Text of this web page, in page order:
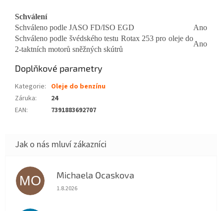
Schválení
Schváleno podle JASO FD/ISO EGD
Ano
Schváleno podle švédského testu Rotax 253 pro oleje do
2-taktních motorů sněžných skútrů
Ano
Doplňkové parametry
Kategorie: Oleje do benzínu
Záruka:
24
EAN: 7391883692707
MO Michaela Ocaskova
Hodnocení obchodu je 5 z 5 hvězdiček.
1.8.2026